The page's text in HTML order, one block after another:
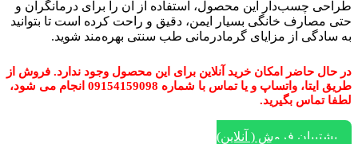
طراحی چسب‌دار این محصول، استفاده از آن را برای درمانگران و
حتی مصارف خانگی بسیار ایمن، دقیق و راحت کرده است تا بتوانید
به سادگی از مزایای گرما‌درمانی طب سنتی بهره‌مند شوید.
در حال حاضر امکان خرید آنلاین برای این محصول وجود ندارد. فروش از
طریق ایتا، واتساپ و یا تماس با شماره 09154159098 انجام می شود،
لطفا تماس بگیرید.
پشتیبان فروش ( آنلاین)